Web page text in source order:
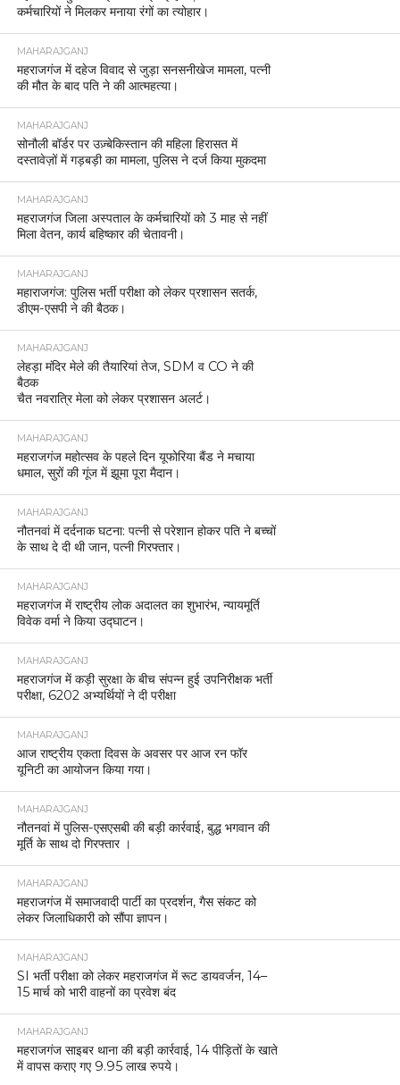
कर्मचारियों ने मिलकर मनाया रंगों का त्योहार।
MAHARAJGANJ
महराजगंज में दहेज विवाद से जुड़ा सनसनीखेज मामला, पत्नी
की मौत के बाद पति ने की आत्महत्या।
MAHARAJGANJ
सोनौली बॉर्डर पर उज़्बेकिस्तान की महिला हिरासत में
दस्तावेज़ों में गड़बड़ी का मामला, पुलिस ने दर्ज किया मुकदमा
MAHARAJGANJ
महराजगंज जिला अस्पताल के कर्मचारियों को 3 माह से नहीं
मिला वेतन, कार्य बहिष्कार की चेतावनी।
MAHARAJGANJ
महाराजगंज: पुलिस भर्ती परीक्षा को लेकर प्रशासन सतर्क,
डीएम-एसपी ने की बैठक।
MAHARAJGANJ
लेहड़ा मंदिर मेले की तैयारियां तेज, SDM व CO ने की
बैठक
चैत नवरात्रि मेला को लेकर प्रशासन अलर्ट।
MAHARAJGANJ
महराजगंज महोत्सव के पहले दिन यूफोरिया बैंड ने मचाया
धमाल, सुरों की गूंज में झूमा पूरा मैदान।
MAHARAJGANJ
नौतनवां में दर्दनाक घटना: पत्नी से परेशान होकर पति ने बच्चों
के साथ दे दी थी जान, पत्नी गिरफ्तार।
MAHARAJGANJ
महराजगंज में राष्ट्रीय लोक अदालत का शुभारंभ, न्यायमूर्ति
विवेक वर्मा ने किया उद्घाटन।
MAHARAJGANJ
महराजगंज में कड़ी सुरक्षा के बीच संपन्न हुई उपनिरीक्षक भर्ती
परीक्षा, 6202 अभ्यर्थियों ने दी परीक्षा
MAHARAJGANJ
आज राष्ट्रीय एकता दिवस के अवसर पर आज रन फॉर
यूनिटी का आयोजन किया गया।
MAHARAJGANJ
नौतनवां में पुलिस-एसएसबी की बड़ी कार्रवाई, बुद्ध भगवान की
मूर्ति के साथ दो गिरफ्तार ।
MAHARAJGANJ
महराजगंज में समाजवादी पार्टी का प्रदर्शन, गैस संकट को
लेकर जिलाधिकारी को सौंपा ज्ञापन।
MAHARAJGANJ
SI भर्ती परीक्षा को लेकर महराजगंज में रूट डायवर्जन, 14–
15 मार्च को भारी वाहनों का प्रवेश बंद
MAHARAJGANJ
महराजगंज साइबर थाना की बड़ी कार्रवाई, 14 पीड़ितों के खाते
में वापस कराए गए 9.95 लाख रुपये।